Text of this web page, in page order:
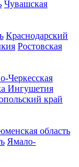
Чувашская
Краснодарский
Ростовская
Черкесская
Ингушетия
край
область
Ямало-